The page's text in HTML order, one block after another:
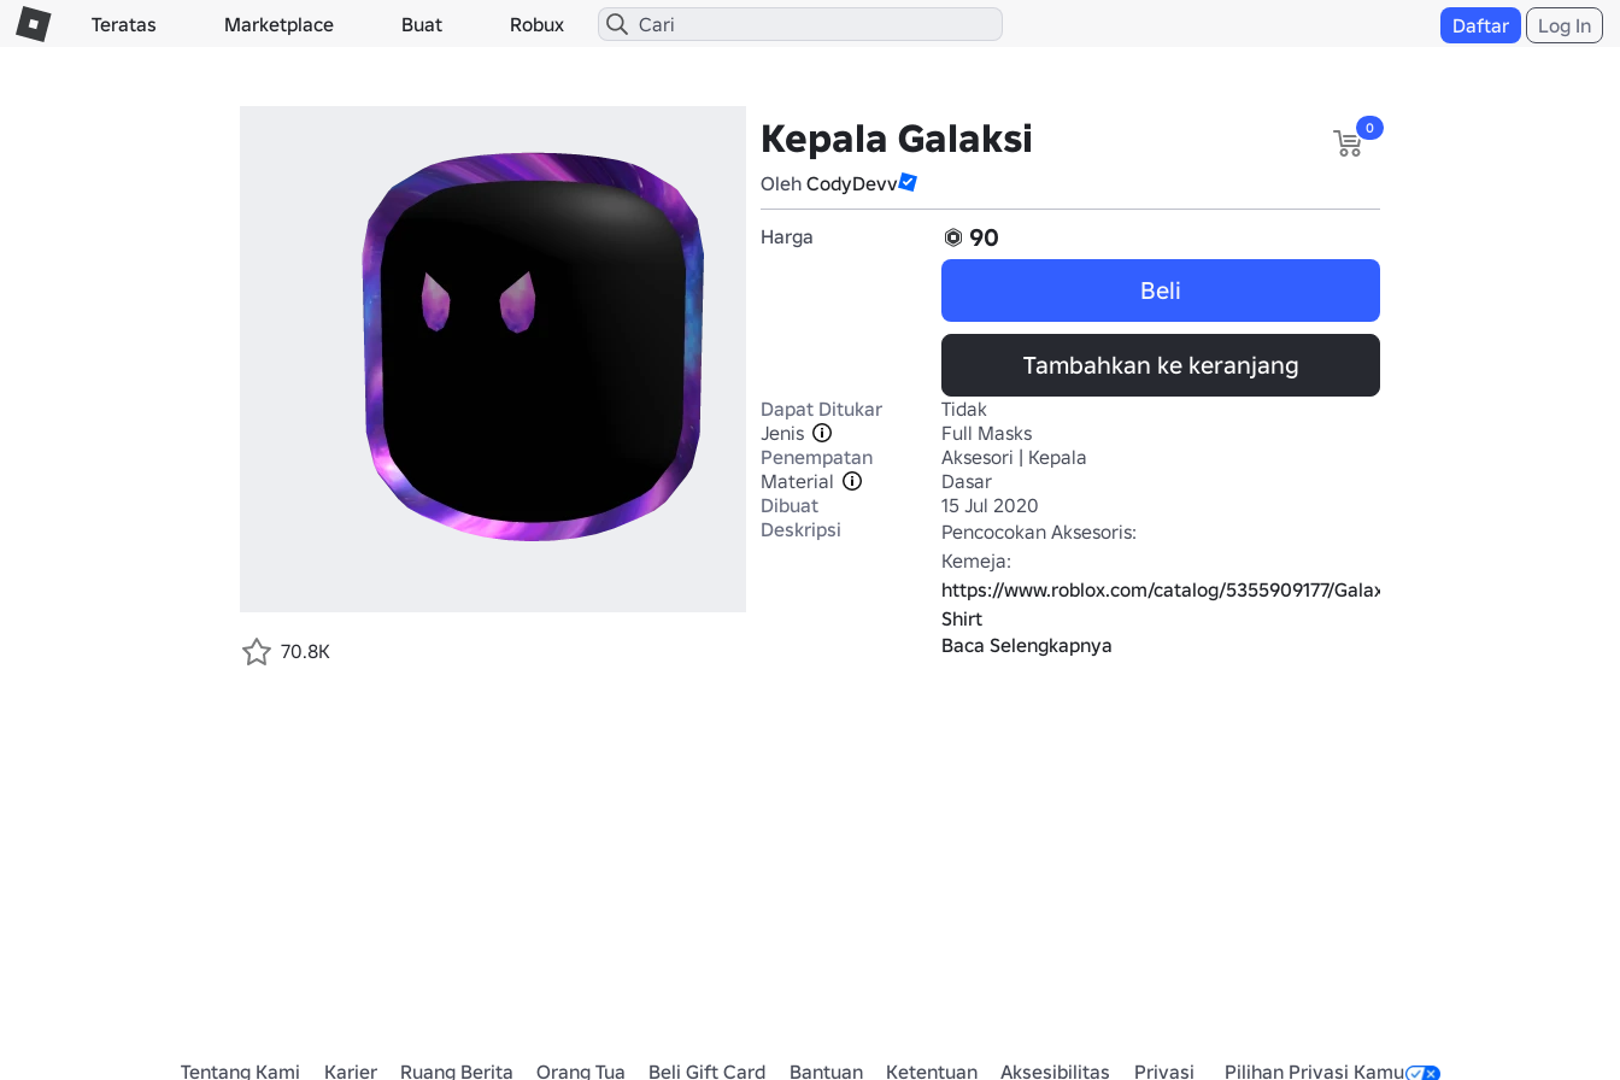
Teratas Marketplace Buat Robux Daftar Log In
Kepala Galaksi
Oleh CodyDevv
0
Harga
90
Beli
Tambahkan ke keranjang
Dapat Ditukar
Tidak
Jenis
Full Masks
Penempatan
Aksesori | Kepala
Material
Dasar
Dibuat
15 Jul 2020
Deskripsi
Pencocokan Aksesoris:
https://www.roblox.com/catalog/5355909177/Galaxy-
Shirt
Baca Selengkapnya
70.8K
Tentang Kami Karier Ruang Berita Orang Tua Beli Gift Card Bantuan Ketentuan Aksesibilitas Privasi Pilihan Privasi Kamu